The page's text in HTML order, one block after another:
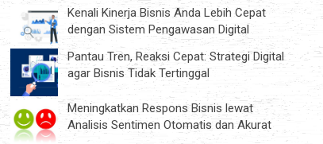
Kenali Kinerja Bisnis Anda Lebih Cepat
dengan Sistem Pengawasan Digital
Pantau Tren, Reaksi Cepat: Strategi Digital
agar Bisnis Tidak Tertinggal
Meningkatkan Respons Bisnis lewat
Analisis Sentimen Otomatis dan Akurat